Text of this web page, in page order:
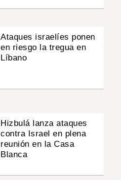
Ataques israelíes ponen
en riesgo la tregua en
Líbano
Hizbulá lanza ataques
contra Israel en plena
reunión en la Casa
Blanca